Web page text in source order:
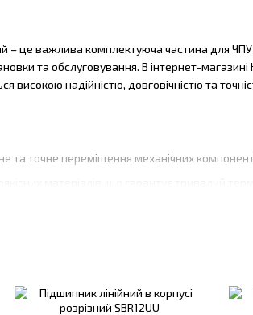
– це важлива комплектуюча частина для
та обслуговування. В інтернет-
високою надійністю, довговічністю та
та точне переміщення механічних
широко використовуються в різних галузях